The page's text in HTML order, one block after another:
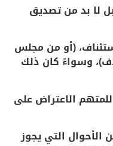
لا بد من تصديق
(أو من مجلس
وسواءً كان ذلك
الاعتراض على
الأحوال التي يجوز